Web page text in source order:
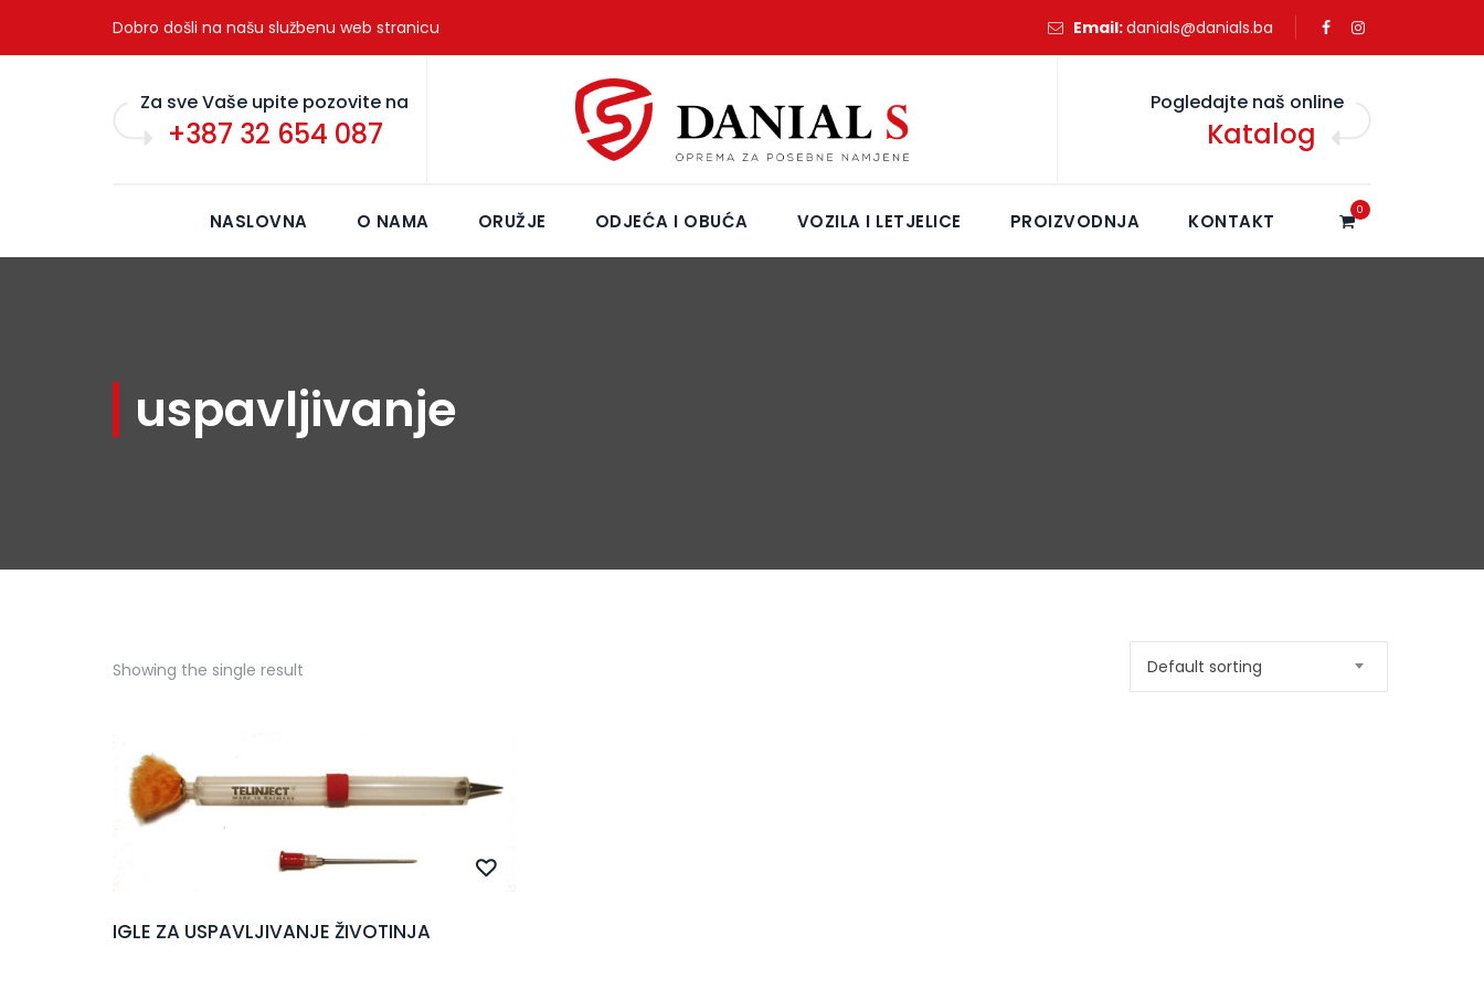
Dobro došli na našu službenu web stranicu Email:danials@danials.ba
Za sve Vaše upite pozovite na
+387 32 654 087
Pogledajte naš online
Katalog
NASLOVNA O NAMA ORUŽJE ODJEĆA I OBUĆA VOZILA I LETJELICE PROIZVODNJA KONTAKT 0
uspavljivanje
Showing the single result Default sorting
IGLE ZA USPAVLJIVANJE ŽIVOTINJA